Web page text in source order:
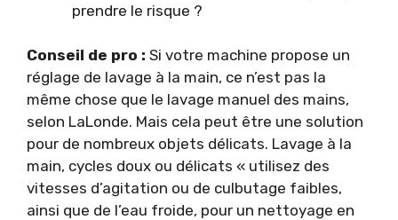
prendre le risque ?
Conseil de pro : Si votre machine propose un
réglage de lavage à la main, ce n’est pas la
même chose que le lavage manuel des mains,
selon LaLonde. Mais cela peut être une solution
pour de nombreux objets délicats. Lavage à la
main, cycles doux ou délicats « utilisez des
vitesses d’agitation ou de culbutage faibles,
ainsi que de l’eau froide, pour un nettoyage en